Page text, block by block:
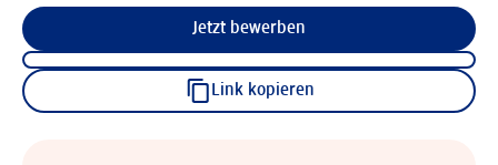
Jetzt bewerben
Link kopieren